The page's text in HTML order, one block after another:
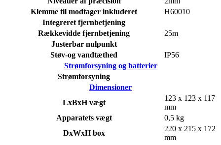
Klemme til modtager inkluderet
H60010
Integreret fjernbetjening
Rækkevidde fjernbetjening
25m
Justerbar nulpunkt
Støv-og vandtæthed
IP56
Strømforsyning og batterier
Strømforsyning
Dimensioner
LxBxH vægt
123 x 123 x 117
mm
Apparatets vægt
0,5 kg
DxWxH box
220 x 215 x 172
mm